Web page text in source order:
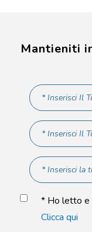
Mantieniti
* Ho letto e
Clicca qui